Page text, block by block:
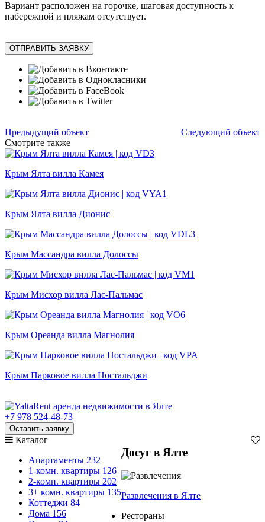
Вариант расположен на горочке, шаговая доступность к
набережной и пляжам отсутствует.
ОТПРАВИТЬ ЗАЯВКУ
Предыдущий объект
Следующий объект
Смотрите также
Крым Ялта вилла Камея
Крым Ялта вилла Дионис
Крым Массандра вилла Долоссы
Крым Мисхор вилла Лас-Пальмас
Крым Ореанда вилла Магнолия
Крым Парковое вилла Ностальджи
+7 978 524-48-73
Оставить заявку
Каталог
Апартаменты 232
1-комн. квартиры 126
2-комн. квартиры 202
3+ комн. квартиры 135
Коттеджи 84
Дома 156
Досуг в Ялте
Развлечения в Ялте
Рестораны